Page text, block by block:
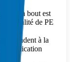
bout à bout est
la qualité de PE
à la
l'application